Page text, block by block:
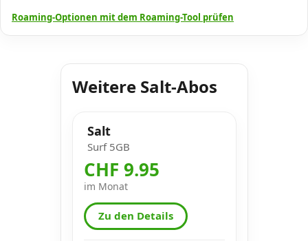
Roaming-Optionen mit dem Roaming-Tool prüfen
Weitere Salt-Abos
Salt
Surf 5GB
CHF 9.95
im Monat
Zu den Details